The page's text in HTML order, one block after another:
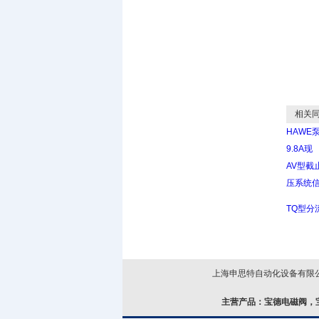
相关同
HAWE
9.8A现
AV型截
压系统
TQ型分
上海申思特自动化设备有限
主营产品： 宝德电磁阀，